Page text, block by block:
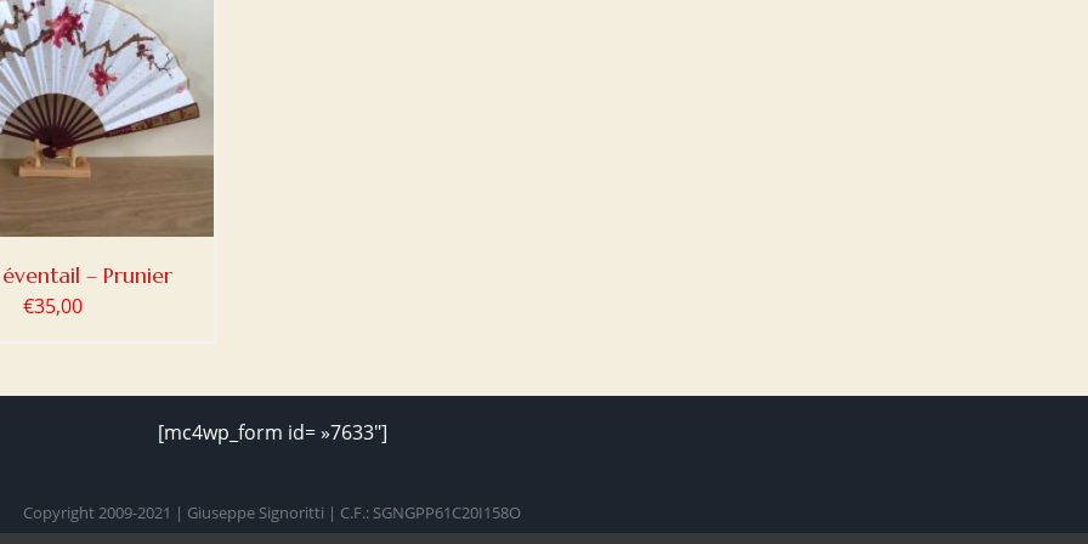
– Prunier
€35,00
[mc4wp_form id= »7633″]
Copyright 2009-2021 | Giuseppe Signoritti | C.F.: SGNGPP61C20I158O